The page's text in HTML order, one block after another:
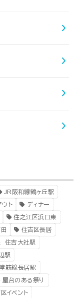
JR阪和線鶴ヶ丘駅
ウト ディナー
住之江区浜口東
住吉区長居
住吉大社駅
駅
筋線長居駅
屋台のある祭り
イベント